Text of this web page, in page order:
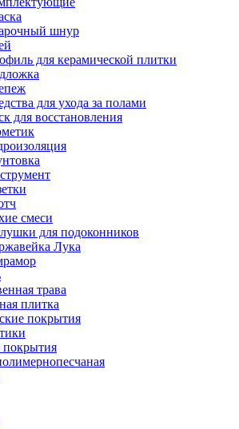
шнур
для керамической плитки
для ухода за полами
для восстановления
смеси
для подоконников
Лука
трава
плитка
покрытия